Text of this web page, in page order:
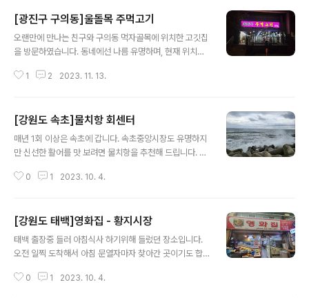
[광진구 구의동]울돌목 주먹고기
오랜만에 만나는 친구와 구의동 먹자골목에 위치한 고깃집
을 방문하였습니다. 동네에선 나름 유명하며, 현재 위치한
부와 반찬류 그리고 다정스럽고 친절한 분들과 함께 좋은
(자유로운 영혼) 부담없이 찾아갔습니다. 올만에 먹어보는
부속고기와 특유의 된장찌개 그리고 마지막에 먹는 돼지껍
데기... 오랜만에 친구와 술한잔 하며 추억을 이야기 해 보
우만족 5, 만족 4, 보통 3, 미흡 2, 매우미흡 1 ( 지극히 개
1 2 2023. 11. 13.
[강원도 속초]물치항 회센터
매년 1회 이상은 속초에 갑니다. 속초중앙시장도 유명하지
만 신선한 활어를 맛 보려면 물치항을 추천해 드립니다. 다
차장도 크고 가게도 다양해서 원하는 곳에서 식사를 하시
요. ㅁ 맛 4 ㅁ 친 절 4 ㅁ 청 결 3 매우만족 5, 만족 4, 보통
3, 미흡 2, 매우미흡 1 ( 지극히 개인적인 사견입니다. 참고
만 하시기 바랍니다. ) 2022-10-23
0 1 2023. 10. 4.
[강원도 태백]영화집 - 황지시장
태백 출장중 들러 아침식사 하기위해 들렀던 장소입니다.
오전 일찍 도착해서 아침 문열자마자 찾아간 곳이기도 합
성을 살린 맛입니다. 정갈한 반찬과 다정하신 사장님내외
0 1 2023. 10. 4.